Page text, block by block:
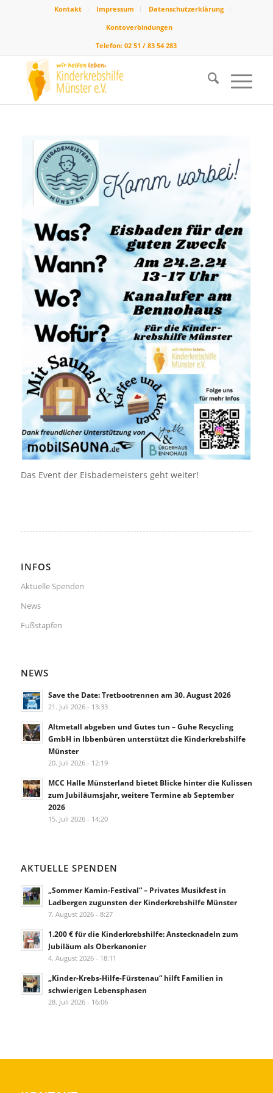
Kontakt Impressum
Datenschutzerklärung
Kontoverbindungen
Telefon: 02 51 / 83 54 283
Das Event der Eisbademeisters geht weiter!
INFOS
Aktuelle Spenden
News
Fußstapfen
NEWS
Save the Date: Tretbootrennen am 30. August 2026
21. Juli 2026 - 13:33
Altmetall abgeben und Gutes tun – Guhe Recycling
GmbH in Ibbenbüren unterstützt die Kinderkrebshilfe
Münster
20. Juli 2026 - 12:19
MCC Halle Münsterland bietet Blicke hinter die Kulissen
zum Jubiläumsjahr, weitere Termine ab September
2026
15. Juli 2026 - 14:20
AKTUELLE SPENDEN
„Sommer Kamin-Festival“ – Privates Musikfest in
Ladbergen zugunsten der Kinderkrebshilfe Münster
7. August 2026 - 8:27
1.200 € für die Kinderkrebshilfe: Anstecknadeln zum
Jubiläum als Oberkanonier
4. August 2026 - 18:11
„Kinder-Krebs-Hilfe-Fürstenau“ hilft Familien in
schwierigen Lebensphasen
28. Juli 2026 - 16:06